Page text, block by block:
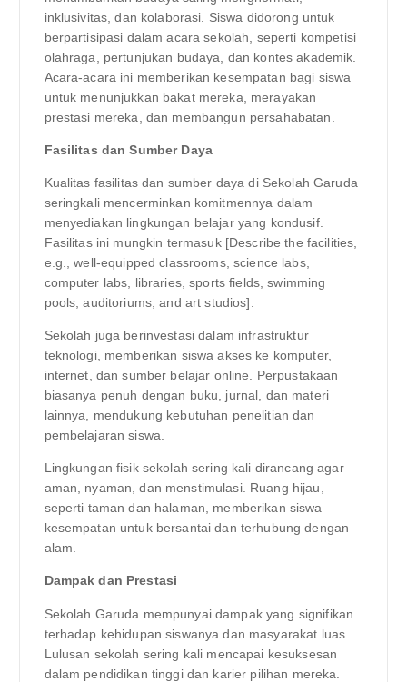
inklusivitas, dan kolaborasi. Siswa didorong untuk
berpartisipasi dalam acara sekolah, seperti kompetisi
olahraga, pertunjukan budaya, dan kontes akademik.
Acara-acara ini memberikan kesempatan bagi siswa
untuk menunjukkan bakat mereka, merayakan
prestasi mereka, dan membangun persahabatan.
Fasilitas dan Sumber Daya
Kualitas fasilitas dan sumber daya di Sekolah Garuda
seringkali mencerminkan komitmennya dalam
menyediakan lingkungan belajar yang kondusif.
Fasilitas ini mungkin termasuk [Describe the facilities,
e.g., well-equipped classrooms, science labs,
computer labs, libraries, sports fields, swimming
pools, auditoriums, and art studios].
Sekolah juga berinvestasi dalam infrastruktur
teknologi, memberikan siswa akses ke komputer,
internet, dan sumber belajar online. Perpustakaan
biasanya penuh dengan buku, jurnal, dan materi
lainnya, mendukung kebutuhan penelitian dan
pembelajaran siswa.
Lingkungan fisik sekolah sering kali dirancang agar
aman, nyaman, dan menstimulasi. Ruang hijau,
seperti taman dan halaman, memberikan siswa
kesempatan untuk bersantai dan terhubung dengan
alam.
Dampak dan Prestasi
Sekolah Garuda mempunyai dampak yang signifikan
terhadap kehidupan siswanya dan masyarakat luas.
Lulusan sekolah sering kali mencapai kesuksesan
dalam pendidikan tinggi dan karier pilihan mereka.